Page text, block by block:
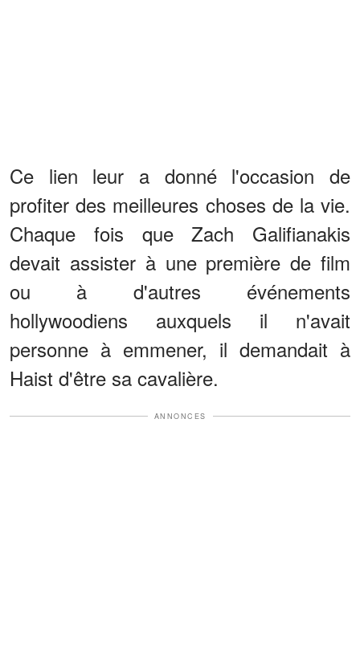
Ce lien leur a donné l'occasion de
profiter des meilleures choses de la vie.
Chaque fois que Zach Galifianakis
devait assister à une première de film
ou à d'autres événements
hollywoodiens auxquels il n'avait
personne à emmener, il demandait à
Haist d'être sa cavalière.
ANNONCES